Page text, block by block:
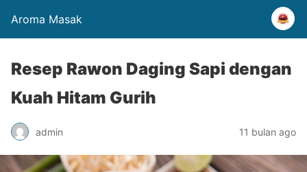
Aroma Masak
Resep Rawon Daging Sapi dengan
Kuah Hitam Gurih
admin 11 bulan ago